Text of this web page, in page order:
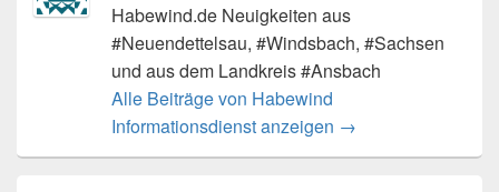
Habewind.de Neuigkeiten aus
#Neuendettelsau, #Windsbach, #Sachsen
und aus dem Landkreis #Ansbach
Alle Beiträge von Habewind
Informationsdienst anzeigen →